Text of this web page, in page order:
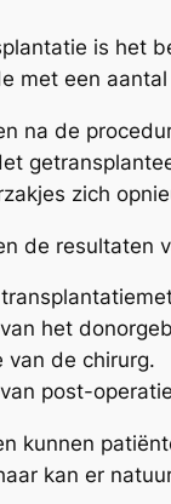
is het
met een
na de
zich
de resultaten
het
van de chirurg.
post-
kunnen
kan er